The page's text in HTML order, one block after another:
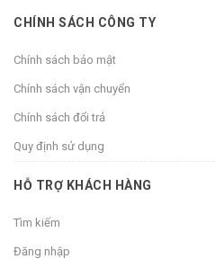
CHÍNH SÁCH CÔNG TY
Chính sách bảo mật
Chính sách vận chuyển
Chính sách đổi trả
Quy định sử dụng
HỖ TRỢ KHÁCH HÀNG
Tìm kiếm
Đăng nhập